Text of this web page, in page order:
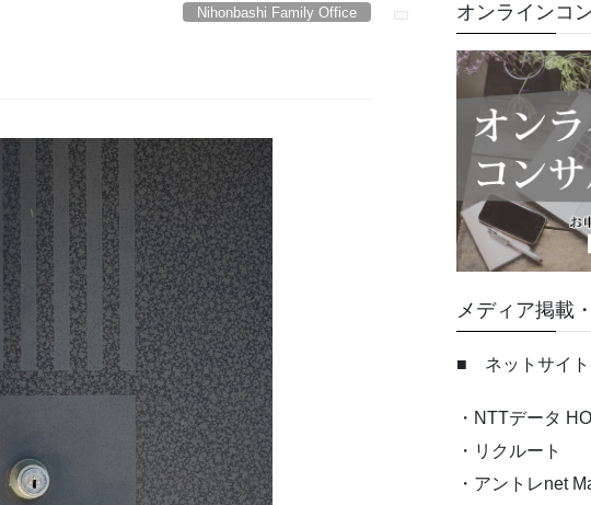
Nihonbashi Family Office オンラインコ
メディア掲載
■ ネットサイト
・NTTデータ
・リクルート
・アントレnet